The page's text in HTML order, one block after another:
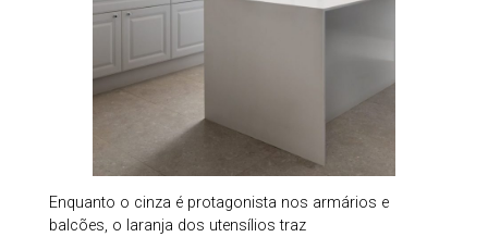
Enquanto o cinza é protagonista nos armários e
balcões, o laranja dos utensílios traz